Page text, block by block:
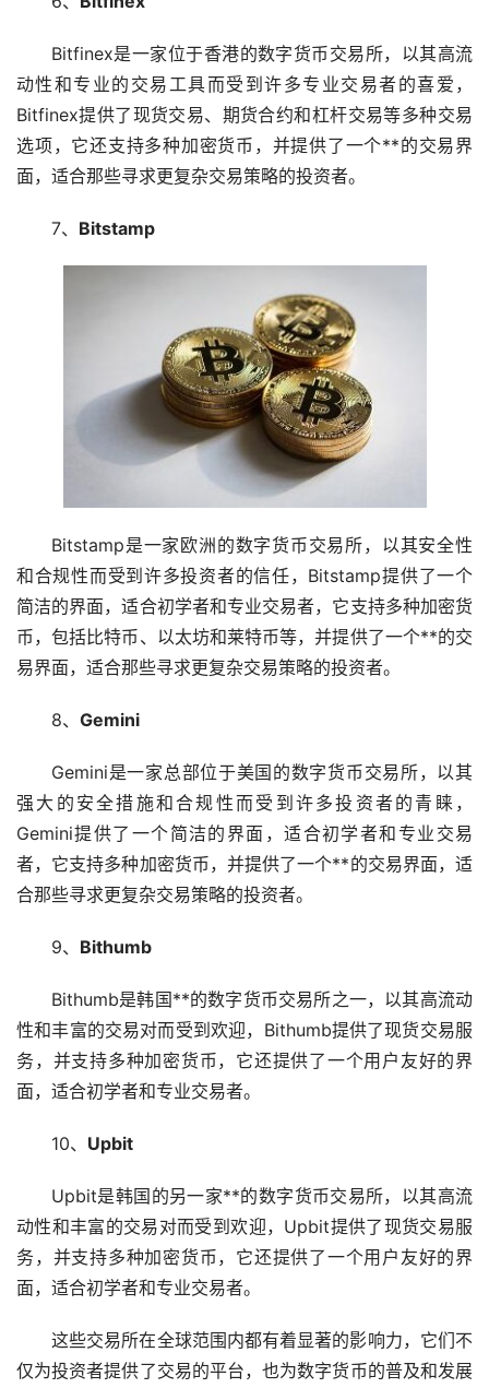
Bitfinex是一家位于香港的数字货币交易所，以其高流
动性和专业的交易工具而受到许多专业交易者的喜爱，
Bitfinex提供了现货交易、期货合约和杠杆交易等多种交易
选项，它还支持多种加密货币，并提供了一个**的交易界
面，适合那些寻求更复杂交易策略的投资者。
7、 Bitstamp
Bitstamp是一家欧洲的数字货币交易所，以其安全性
和合规性而受到许多投资者的信任，Bitstamp提供了一个
简洁的界面，适合初学者和专业交易者，它支持多种加密货
币，包括比特币、以太坊和莱特币等，并提供了一个**的交
易界面，适合那些寻求更复杂交易策略的投资者。
8、 Gemini
Gemini是一家总部位于美国的数字货币交易所，以其
强大的安全措施和合规性而受到许多投资者的青睐，
Gemini提供了一个简洁的界面，适合初学者和专业交易
者，它支持多种加密货币，并提供了一个**的交易界面，适
合那些寻求更复杂交易策略的投资者。
9、 Bithumb
Bithumb是韩国**的数字货币交易所之一，以其高流动
性和丰富的交易对而受到欢迎，Bithumb提供了现货交易服
务，并支持多种加密货币，它还提供了一个用户友好的界
面，适合初学者和专业交易者。
10、 Upbit
Upbit是韩国的另一家**的数字货币交易所，以其高流
动性和丰富的交易对而受到欢迎，Upbit提供了现货交易服
务，并支持多种加密货币，它还提供了一个用户友好的界
面，适合初学者和专业交易者。
这些交易所在全球范围内都有着显著的影响力，它们不
仅为投资者提供了交易的平台，也为数字货币的普及和发展